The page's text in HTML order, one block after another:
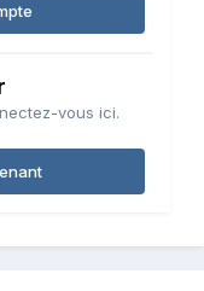
vous ici.